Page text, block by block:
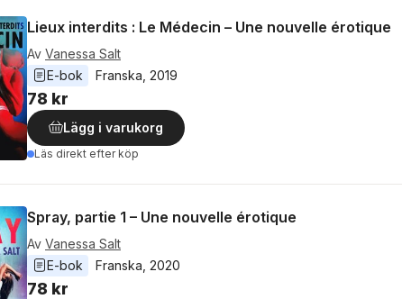
Lieux interdits : Le Médecin – Une nouvelle érotique
Av Vanessa Salt
E-bok
Franska 2019
78 kr
Lägg i varukorg
Läs direkt efter köp
Spray, partie 1 – Une nouvelle érotique
Av Vanessa Salt
E-bok
Franska 2020
78 kr